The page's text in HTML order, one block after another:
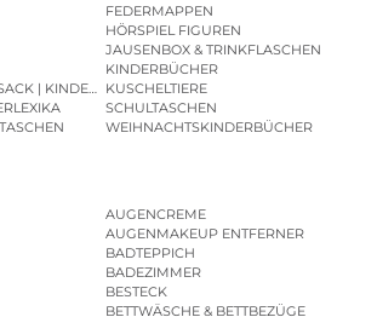
FEDERMAPPEN
HÖRSPIEL FIGUREN
JAUSENBOX & TRINKFLASCHEN
KINDERBÜCHER
| KINDERGARTENBEUTEL
KUSCHELTIERE
SCHULTASCHEN
WEIHNACHTSKINDERBÜCHER
AUGENCREME
AUGENMAKEUP ENTFERNER
BADTEPPICH
BADEZIMMER
BESTECK
BETTWÄSCHE & BETTBEZÜGE